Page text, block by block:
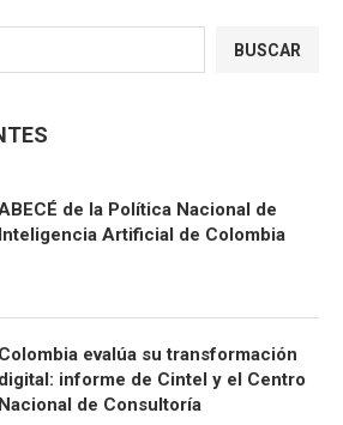
BUSCAR
de la Política Nacional de
Inteligencia Artificial de Colombia
Colombia evalúa su transformación
digital: informe de Cintel y el Centro
Nacional de Consultoría